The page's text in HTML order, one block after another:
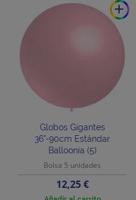
add
Globos Gigantes
36"-90cm Estándar
Balloonia (5)
Bolsa 5 unidades
Precio
12,25 €